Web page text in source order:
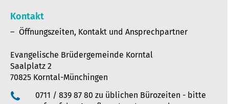
Kontakt
Öffnungszeiten, Kontakt und Ansprechpartner
Evangelische Brüdergemeinde Korntal
Saalplatz 2
70825 Korntal-Münchingen
0711 / 839 87 80 zu üblichen Bürozeiten - bitte